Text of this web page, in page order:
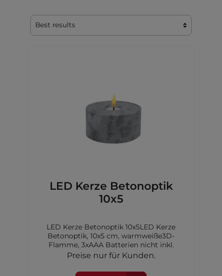
LED Kerze Betonoptik
10x5
LED Kerze Betonoptik 10x5LED Kerze
Betonoptik, 10x5 cm, warmweiße3D-
Flamme, 3xAAA Batterien nicht inkl.
Preise nur für Kunden.